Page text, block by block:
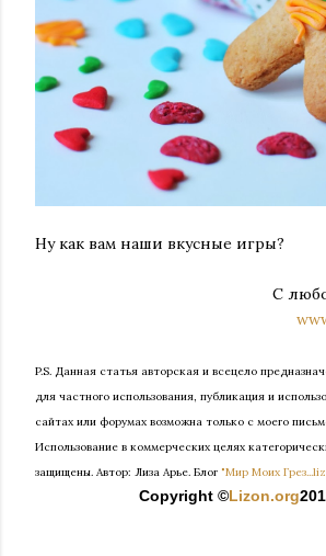
Ну как вам наши вкусные игры?
С
P.S. Данная статья авторская и всецело
для частного использования, публикация и
сайтах или форумах возможна только с моего
Использование в коммерческих целях
защищены. Автор: Лиза Арье. Блог "Мир Моих
Copyright ©Lizon.org